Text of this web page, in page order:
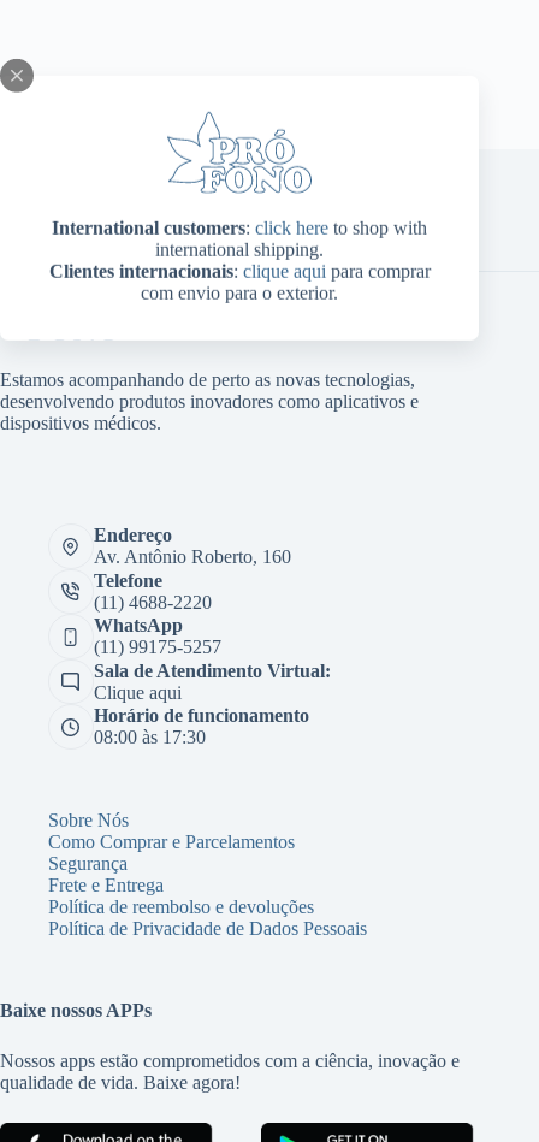
International customers: click here to shop with
international shipping.
Clientes internacionais: clique aqui para comprar
com envio para o exterior.
escolhidas
Home Sobre Nós Produtos Blog
Contato
Minha conta
Estamos acompanhando de perto as novas tecnologias,
desenvolvendo produtos inovadores como aplicativos e
dispositivos médicos.
Endereço
Av. Antônio Roberto, 160
Telefone
(11) 4688-2220
WhatsApp
(11) 99175-5257
Sala de Atendimento Virtual:
Clique aqui
Horário de funcionamento
08:00 às 17:30
Sobre Nós
Como Comprar e Parcelamentos
Segurança
Frete e Entrega
Política de reembolso e devoluções
Política de Privacidade de Dados Pessoais
Baixe nossos APPs
Nossos apps estão comprometidos com a ciência, inovação e
qualidade de vida. Baixe agora!